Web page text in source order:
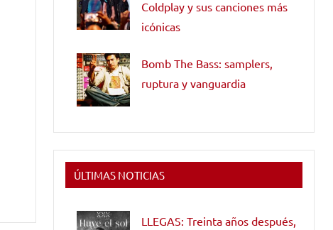
Coldplay y sus canciones más
icónicas
Bomb The Bass: samplers,
ruptura y vanguardia
ÚLTIMAS NOTICIAS
LLEGAS: Treinta años después,